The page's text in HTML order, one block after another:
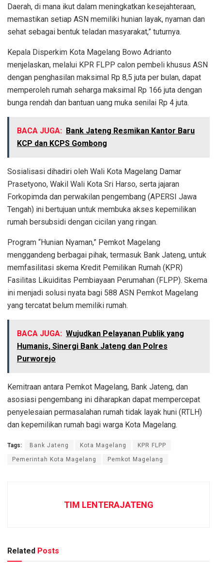
Daerah, di mana ikut dalam meningkatkan kesejahteraan,
memastikan setiap ASN memiliki hunian layak, nyaman dan
sehat sebagai bentuk teladan masyarakat,” tuturnya.
Kepala Disperkim Kota Magelang Bowo Adrianto
menjelaskan, melalui KPR FLPP calon pembeli khusus ASN
dengan penghasilan maksimal Rp 8,5 juta per bulan, dapat
memperoleh rumah seharga maksimal Rp 166 juta dengan
bunga rendah dan bantuan uang muka senilai Rp 4 juta.
BACA JUGA: Bank Jateng Resmikan Kantor Baru
KCP dan KCPS Gombong
Sosialisasi dihadiri oleh Wali Kota Magelang Damar
Prasetyono, Wakil Wali Kota Sri Harso, serta jajaran
Forkopimda dan perwakilan pengembang (APERSI Jawa
Tengah) ini bertujuan untuk membuka akses kepemilikan
rumah bersubsidi dengan cicilan yang ringan.
Program “Hunian Nyaman,” Pemkot Magelang
menggandeng berbagai pihak, termasuk Bank Jateng, untuk
memfasilitasi skema Kredit Pemilikan Rumah (KPR)
Fasilitas Likuiditas Pembiayaan Perumahan (FLPP). Skema
ini menjadi solusi nyata bagi 588 ASN Pemkot Magelang
yang tercatat belum memiliki rumah.
BACA JUGA: Wujudkan Pelayanan Publik yang
Humanis, Sinergi Bank Jateng dan Polres
Purworejo
Kemitraan antara Pemkot Magelang, Bank Jateng, dan
asosiasi pengembang ini diharapkan dapat mempercepat
penyelesaian permasalahan rumah tidak layak huni (RTLH)
dan kepemilikan rumah bagi warga Kota Magelang.
Tags: Bank Jateng Kota Magelang KPR FLPP
Pemerintah Kota Magelang Pemkot Magelang
TIM LENTERAJATENG
Related Posts